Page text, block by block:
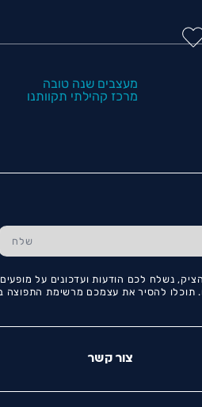
מעצבים שנה טובה
מרכז קהילתי תקוותנו
נשלח לכם הודעות ועדכונים על
תוכלו להסיר את עצמכם מרשימת התפוצה
צור קשר